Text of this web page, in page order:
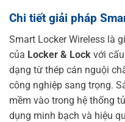
Chi tiết giải pháp
Smart Locker Wireless là
của Locker & Lock với
dạng từ thép cán nguội
công nghiệp sang trọng.
mềm vào trong hệ thống
dụng minh bạch và hiệu